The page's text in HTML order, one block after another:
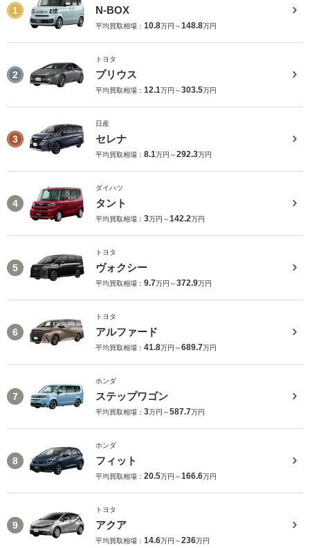
1 N-BOX
平均買取相場： 10.8万円～148.8万円
2
トヨタ
プリウス
平均買取相場： 12.1万円～303.5万円
3
日産
セレナ
平均買取相場： 8.1万円～292.3万円
4
ダイハツ
タント
平均買取相場： 3万円～142.2万円
5
トヨタ
ヴォクシー
平均買取相場： 9.7万円～372.9万円
6
トヨタ
アルファード
平均買取相場： 41.8万円～689.7万円
7
ホンダ
ステップワゴン
平均買取相場： 3万円～587.7万円
8
ホンダ
フィット
平均買取相場： 20.5万円～166.6万円
9
トヨタ
アクア
平均買取相場： 14.6万円～236万円